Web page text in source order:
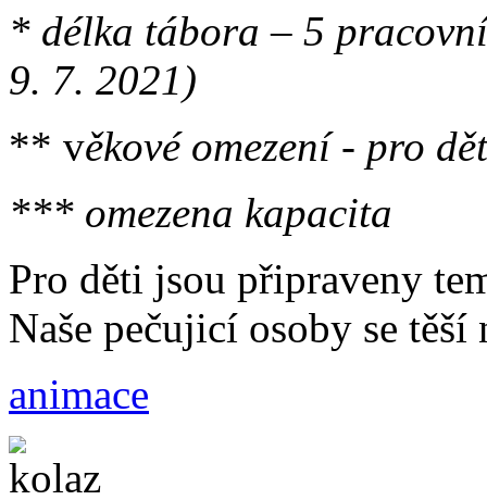
* délka tábora – 5
9. 7. 2021)
** věkové omezení - pro
*** omezena kapacita
Pro děti jsou připraveny
Naše pečujicí osoby se
animace